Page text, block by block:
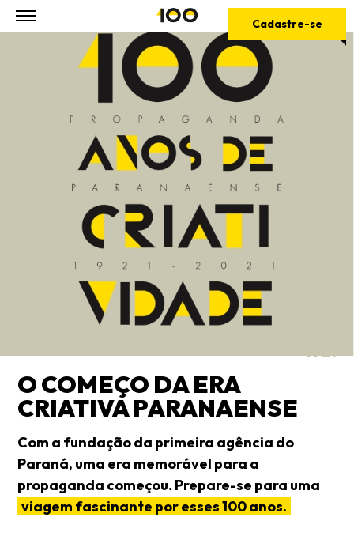
Cadastre-se
1921
O COMEÇO DA ERA
CRIATIVA PARANAENSE
Com a fundação da primeira agência do
Paraná, uma era memorável para a
propaganda começou. Prepare-se para uma
viagem fascinante por esses 100 anos.